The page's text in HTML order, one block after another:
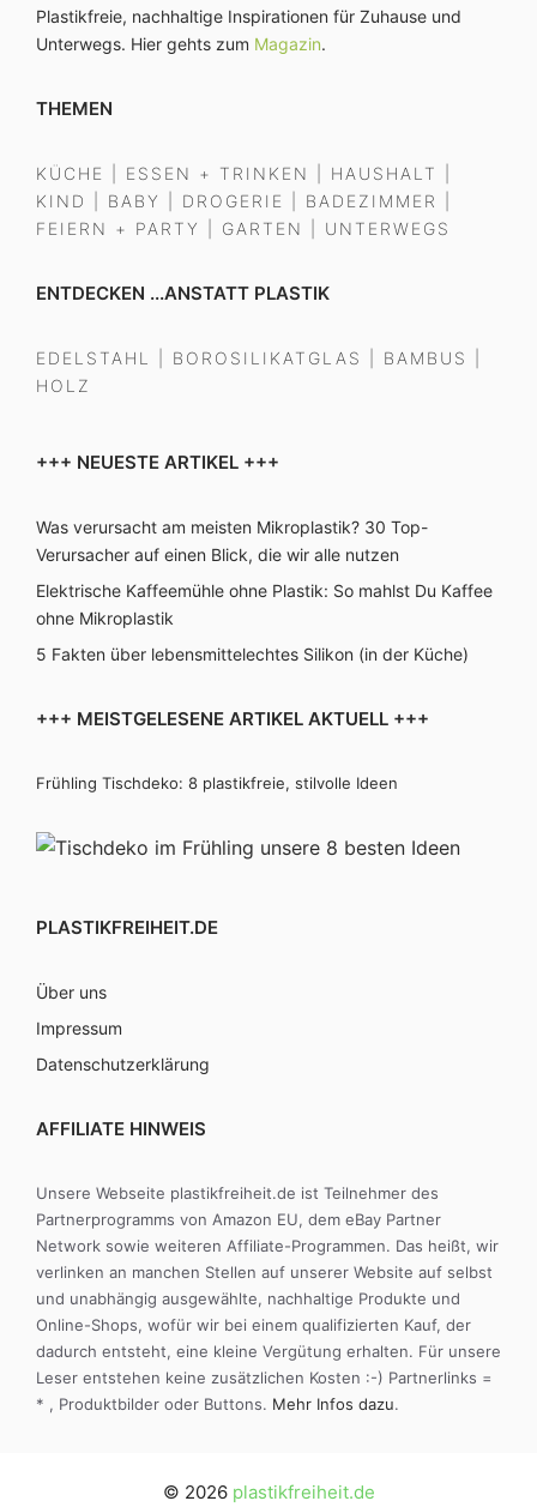
Plastikfreie, nachhaltige Inspirationen für Zuhause und
Unterwegs. Hier gehts zum Magazin.
THEMEN
KÜCHE ESSEN + TRINKEN HAUSHALT
KIND
BABY DROGERIE BADEZIMMER
FEIERN + PARTY
GARTEN UNTERWEGS
ENTDECKEN ...ANSTATT PLASTIK
EDELSTAHL BOROSILIKATGLAS BAMBUS
HOLZ
+++ NEUESTE ARTIKEL +++
Was verursacht am meisten Mikroplastik? 30 Top-
Verursacher auf einen Blick, die wir alle nutzen
Elektrische Kaffeemühle ohne Plastik: So mahlst Du Kaffee
ohne Mikroplastik
5 Fakten über lebensmittelechtes Silikon (in der Küche)
+++ MEISTGELESENE ARTIKEL AKTUELL +++
Frühling Tischdeko: 8 plastikfreie, stilvolle Ideen
PLASTIKFREIHEIT.DE
Über uns
Impressum
Datenschutzerklärung
AFFILIATE HINWEIS
Unsere Webseite plastikfreiheit.de ist Teilnehmer des
Partnerprogramms von Amazon EU, dem eBay Partner
Network sowie weiteren Affiliate-Programmen. Das heißt, wir
verlinken an manchen Stellen auf unserer Website auf selbst
und unabhängig ausgewählte, nachhaltige Produkte und
Online-Shops, wofür wir bei einem qualifizierten Kauf, der
dadurch entsteht, eine kleine Vergütung erhalten. Für unsere
Leser entstehen keine zusätzlichen Kosten :-) Partnerlinks =
* , Produktbilder oder Buttons. Mehr Infos dazu.
© 2026 plastikfreiheit.de